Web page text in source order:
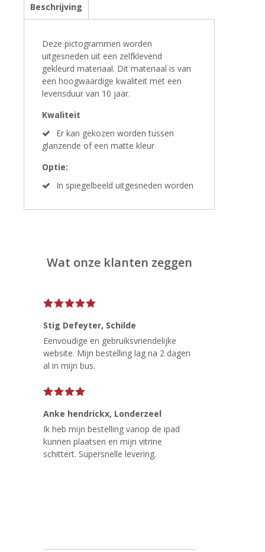
Beschrijving
Deze pictogrammen worden
uitgesneden uit een zelfklevend
gekleurd materiaal. Dit materiaal is van
een hoogwaardige kwaliteit met een
levensduur van 10 jaar.
Kwaliteit
Er kan gekozen worden tussen
glanzende of een matte kleur
Optie:
In spiegelbeeld uitgesneden worden
Wat onze klanten zeggen
Stig Defeyter, Schilde
Eenvoudige en gebruiksvriendelijke
website. Mijn bestelling lag na 2 dagen
al in mijn bus.
Anke hendrickx, Londerzeel
Ik heb mijn bestelling vanop de ipad
kunnen plaatsen en mijn vitrine
schittert. Supersnelle levering.